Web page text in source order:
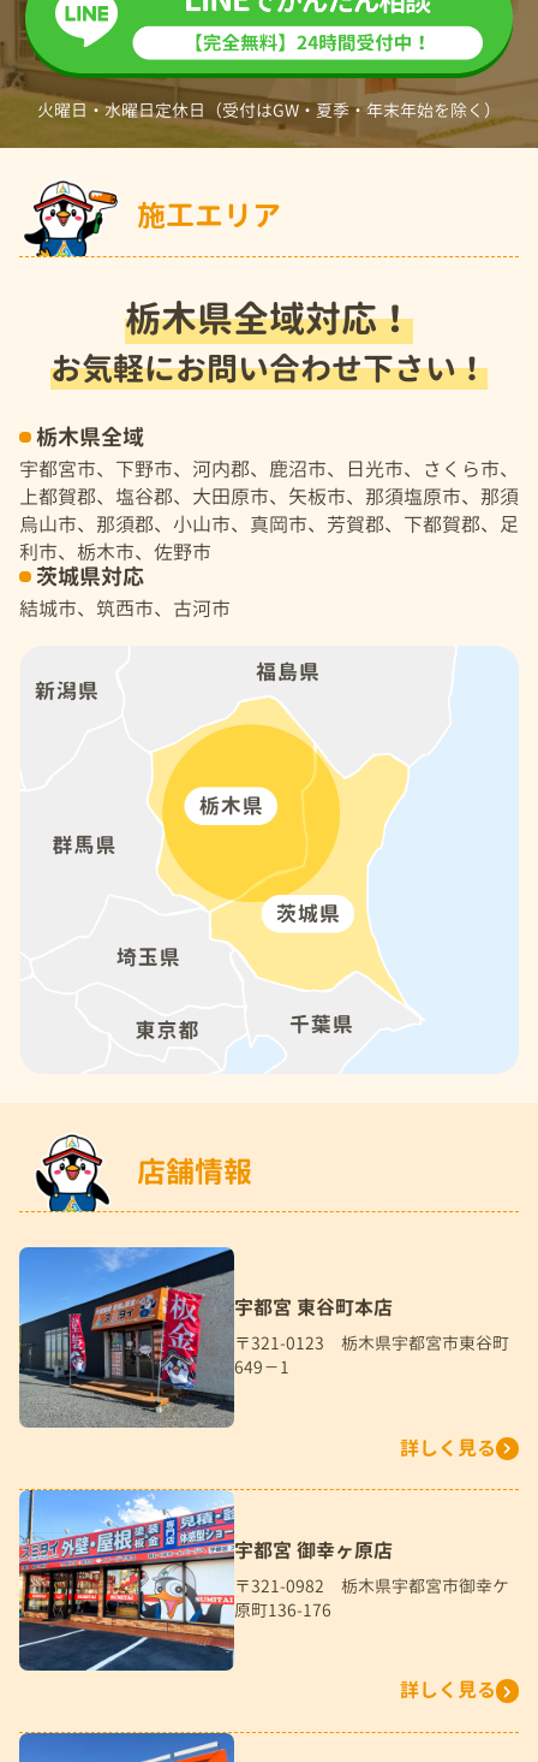
火曜日・水曜日定休日（受付はGW・夏季・年末年始を除く）
施工エリア
栃木県全域対応！
お気軽にお問い合わせ下さい！
栃木県全域
宇都宮市、下野市、河内郡、鹿沼市、日光市、さくら市、
上都賀郡、塩谷郡、大田原市、矢板市、那須塩原市、那須
烏山市、那須郡、小山市、真岡市、芳賀郡、下都賀郡、足
利市、栃木市、佐野市
茨城県対応
結城市、筑西市、古河市
店舗情報
宇都宮 東谷町本店
〒321-0123 栃木県宇都宮市東谷町
649－1
詳しく見る
宇都宮 御幸ヶ原店
〒321-0982 栃木県宇都宮市御幸ケ
原町136-176
詳しく見る